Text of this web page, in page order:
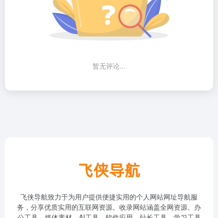
暂无评论...
飞侠导航致力于为用户提供便捷实用的个人网站网址导航服
务，分享优质实用的互联网资源。收录网站涵盖全网资源、办